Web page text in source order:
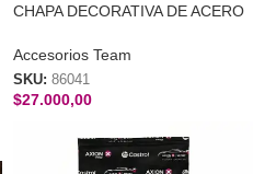
CHAPA DECORATIVA DE ACERO
Accesorios Team
SKU: 86041
$27.000,00